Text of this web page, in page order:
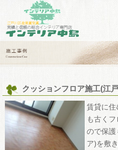
クッションフロア施工(江
賃貸に住
も古く
ので保護
ア)を敷